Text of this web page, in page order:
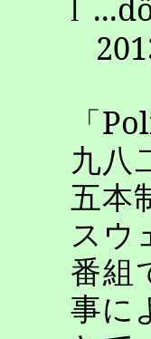
...
「
九八
五本
スウ
番組
事に